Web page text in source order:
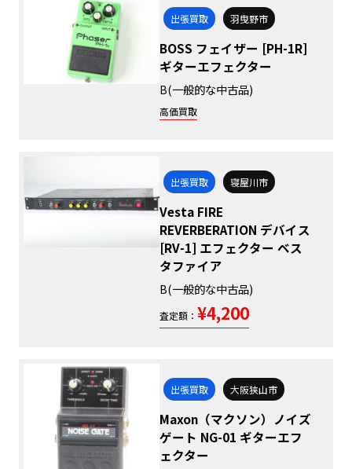
出張買取 羽曳野市
BOSS フェイザー [PH-1R]
ギターエフェクター
B(一般的な中古品)
高価買取
出張買取 寝屋川市
Vesta FIRE
REVERBERATION デバイス
[RV-1] エフェクター ベス
タファイア
B(一般的な中古品)
査定額： ¥4,200
出張買取 大阪狭山市
Maxon（マクソン）ノイズ
ゲート NG-01 ギターエフ
ェクター